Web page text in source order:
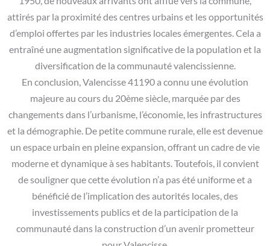
attirés par la proximité des centres urbains et les opportunités
d’emploi offertes par les industries locales émergentes. Cela a
entraîné une augmentation significative de la population et la
diversification de la communauté valencissienne.
En conclusion, Valencisse 41190 a connu une évolution
majeure au cours du 20ème siècle, marquée par des
changements dans l’urbanisme, l’économie, les infrastructures
et la démographie. De petite commune rurale, elle est devenue
un espace urbain en pleine expansion, offrant un cadre de vie
moderne et dynamique à ses habitants. Toutefois, il convient
de souligner que cette évolution n’a pas été uniforme et a
bénéficié de l’implication des autorités locales, des
investissements publics et de la participation de la
communauté dans la construction d’un avenir prometteur